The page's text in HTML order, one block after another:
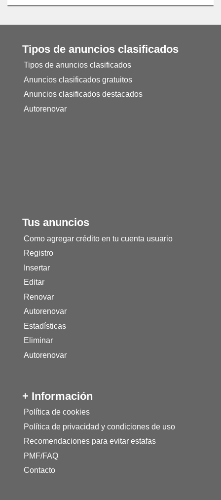
Tipos de anuncios clasificados
Tipos de anuncios clasificados
Anuncios clasificados gratuitos
Anuncios clasificados destacados
Autorenovar
Tus anuncios
Como agregar crédito en tu cuenta usuario
Registro
Insertar
Editar
Renovar
Autorenovar
Estadísticas
Eliminar
Autorenovar
+ Información
Política de cookies
Política de privacidad y condiciones de uso
Recomendaciones para evitar estafas
PMF/FAQ
Contacto